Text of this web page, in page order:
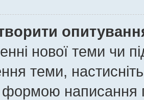
нової теми чи
теми,
написання